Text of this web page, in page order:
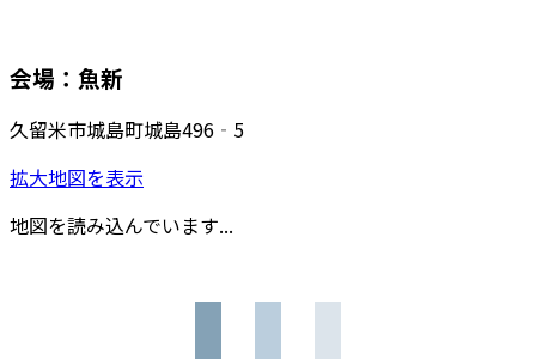
会場：魚新
久留米市城島町城島496‐5
拡大地図を表示
地図を読み込んでいます...